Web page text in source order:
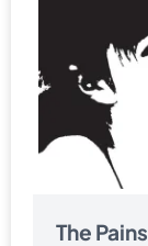
The